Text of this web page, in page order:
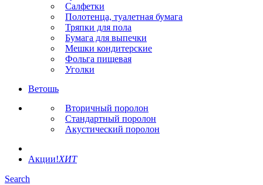
Салфетки
Полотенца, туалетная бумага
Тряпки для пола
Бумага для выпечки
Мешки кондитерские
Фольга пищевая
Уголки
Ветошь
Вторичный поролон
Стандартный поролон
Акустический поролон
Акции!ХИТ
Search